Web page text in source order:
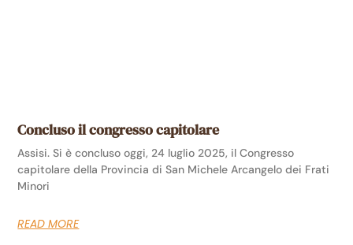
Concluso il congresso capitolare
Assisi. Si è concluso oggi, 24 luglio 2025, il Congresso
capitolare della Provincia di San Michele Arcangelo dei Frati
Minori
READ MORE